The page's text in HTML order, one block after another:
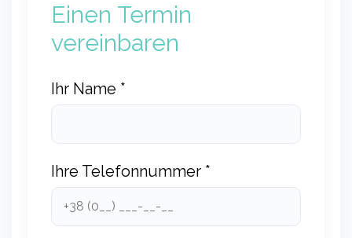
Einen Termin
vereinbaren
Ihr Name *
Ihre Telefonnummer *